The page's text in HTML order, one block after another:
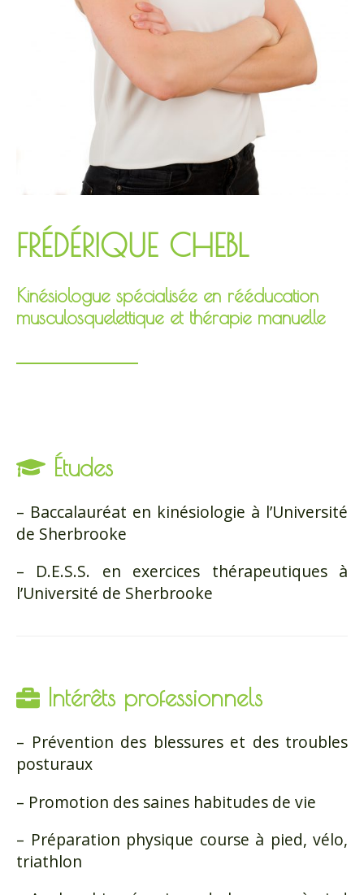
FRÉDÉRIQUE CHEBL
Kinésiologue spécialisée en rééducation
musculosquelettique et thérapie manuelle
Études
– Baccalauréat en kinésiologie à l’Université
de Sherbrooke
– D.E.S.S. en exercices thérapeutiques à
l’Université de Sherbrooke
Intérêts professionnels
– Prévention des blessures et des troubles
posturaux
– Promotion des saines habitudes de vie
– Préparation physique course à pied, vélo,
triathlon